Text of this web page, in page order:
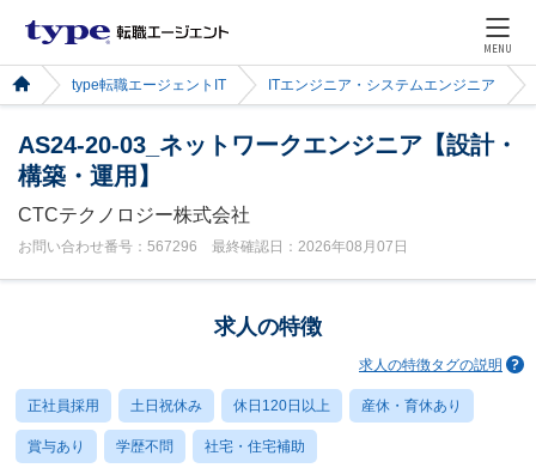
MENU
type転職エージェントIT ITエンジニア・システムエンジニア
AS24-20-03_ネットワークエンジニア【設計・
構築・運用】
CTCテクノロジー株式会社
お問い合わせ番号：567296 最終確認日：2026年08月07日
求人の特徴
求人の特徴タグの説明
正社員採用 土日祝休み 休日120日以上 産休・育休あり
賞与あり 学歴不問 社宅・住宅補助